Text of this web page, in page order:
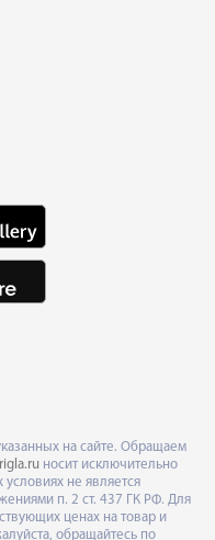
на сайте. Обращаем
носит исключительно
не является
п. 2 ст. 437 ГК РФ. Для
ценах на товар и
обращайтесь по